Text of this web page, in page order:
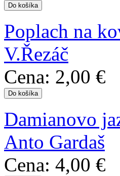
Poplach na
V.Řezáč
Cena: 2,00 €
Damianovo
Anto Gardaš
Cena: 4,00 €